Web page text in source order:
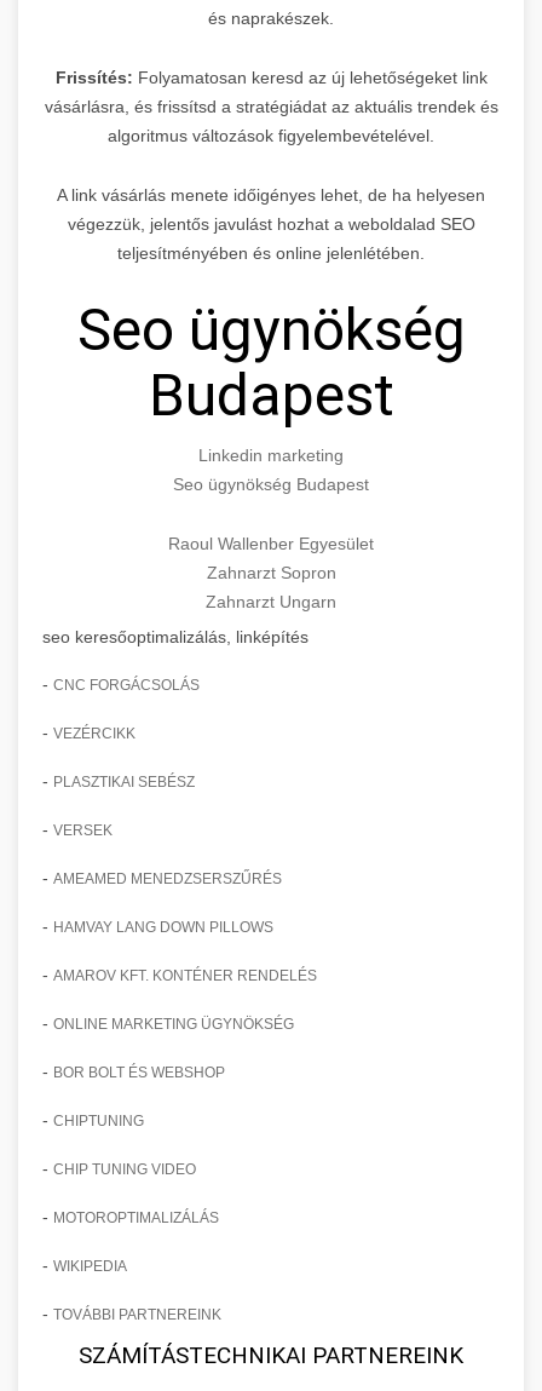
és naprakészek.
Frissítés: Folyamatosan keresd az új lehetőségeket link
vásárlásra, és frissítsd a stratégiádat az aktuális trendek és
algoritmus változások figyelembevételével.
A link vásárlás menete időigényes lehet, de ha helyesen
végezzük, jelentős javulást hozhat a weboldalad SEO
teljesítményében és online jelenlétében.
Seo ügynökség
Budapest
Linkedin marketing
Seo ügynökség Budapest
Raoul Wallenber Egyesület
Zahnarzt Sopron
Zahnarzt Ungarn
seo keresőoptimalizálás, linképítés
- CNC FORGÁCSOLÁS
- VEZÉRCIKK
- PLASZTIKAI SEBÉSZ
- VERSEK
- AMEAMED MENEDZSERSZŰRÉS
- HAMVAY LANG DOWN PILLOWS
- AMAROV KFT. KONTÉNER RENDELÉS
- ONLINE MARKETING ÜGYNÖKSÉG
- BOR BOLT ÉS WEBSHOP
- CHIPTUNING
- CHIP TUNING VIDEO
- MOTOROPTIMALIZÁLÁS
- WIKIPEDIA
- TOVÁBBI PARTNEREINK
SZÁMÍTÁSTECHNIKAI PARTNEREINK